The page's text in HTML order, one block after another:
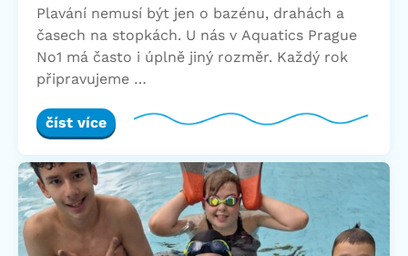
Plavání nemusí být jen o bazénu, drahách a
časech na stopkách. U nás v Aquatics Prague
No1 má často i úplně jiný rozměr. Každý rok
připravujeme …
číst více